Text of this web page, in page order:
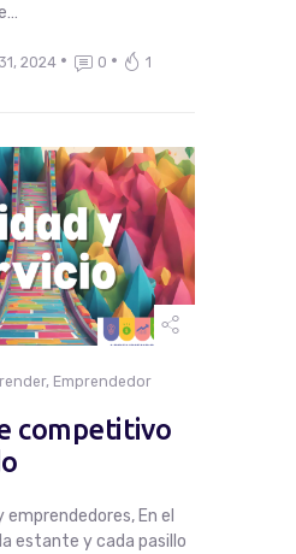
2024 0 1
, Emprendedor
competitivo
En el
estante y cada pasillo